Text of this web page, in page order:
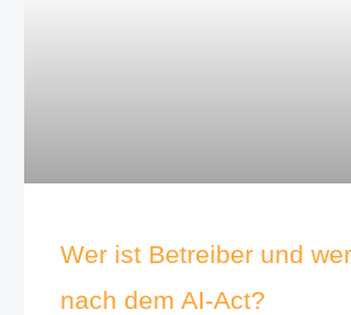
Wer ist Betreiber und
nach dem AI-Act?